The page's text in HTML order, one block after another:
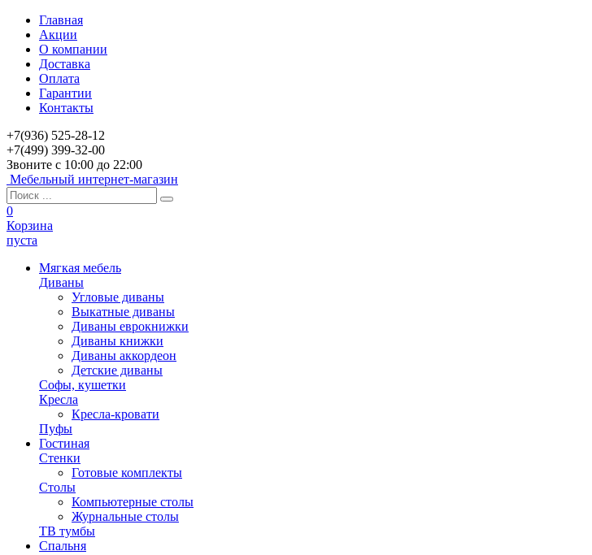
Главная
Акции
О компании
Доставка
Оплата
Гарантии
Контакты
+7(936) 525-28-12
+7(499) 399-32-00
Звоните с 10:00 до 22:00
Мебельный интернет-магазин
0
Корзина
пуста
Мягкая мебель
Диваны
Угловые диваны
Выкатные диваны
Диваны еврокнижки
Диваны книжки
Диваны аккордеон
Детские диваны
Софы, кушетки
Кресла
Кресла-кровати
Пуфы
Гостиная
Стенки
Готовые комплекты
Столы
Компьютерные столы
Журнальные столы
ТВ тумбы
Спальня